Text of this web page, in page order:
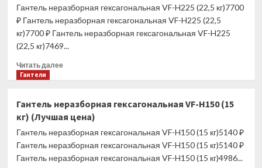
кг
26мм
(Лучшая
цена)
Гантель неразборная гексагональная VF-H225 (22,5 кг)7700
₽ Гантель неразборная гексагональная VF-H225 (22,5
кг)7700 ₽ Гантель неразборная гексагональная VF-H225
(22,5 кг)7469...
Читать далееПрочитать
неразборная
гексагональная
VF-
H225
кг)
Гантели
Гантель неразборная гексагональная VF-H150 (15
кг) (Лучшая цена)
Гантель неразборная гексагональная VF-H150 (15 кг)5140 ₽
Гантель неразборная гексагональная VF-H150 (15 кг)5140 ₽
Гантель неразборная гексагональная VF-H150 (15 кг)4986...